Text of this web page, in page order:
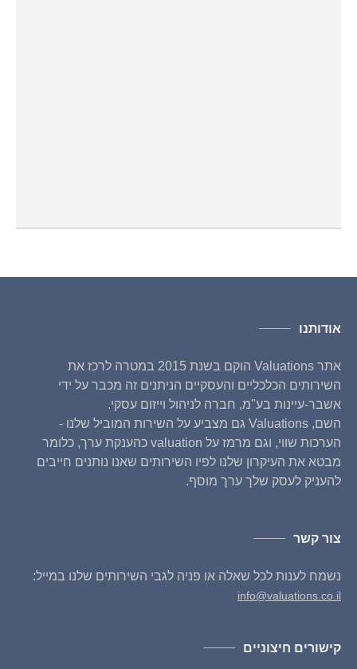
אודותנו
אתר Valuations הוקם בשנת 2015 במטרה לרכז את
השירותים הכלכליים והעסקיים הניתנים זה מכבר על ידי
אשבר-עיינות בע"מ, חברה לניהול וייזום עסקי.
השם, Valuations גם מצביע על השירות המוביל שלנו -
הערכות שווי, וגם מרמז על valuation כהענקת ערך, כלומר
מבטא את העיקרון שלנו לפיו השירותים שאנו נותנים חייבים
להעניק לעסק שלך ערך מוסף.
צור קשר
נשמח לענות לכל שאלה או פניה לגבי השירותים שלנו במייל:
info@valuations.co.il
קישורים חיצוניים